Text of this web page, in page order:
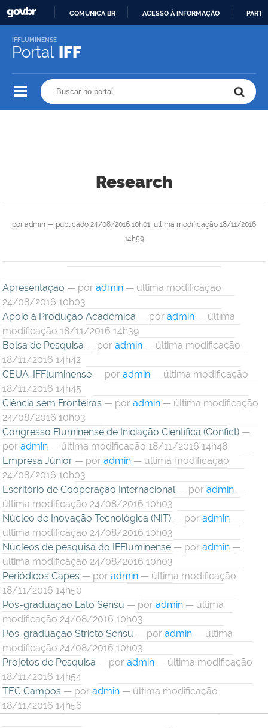
COMUNICA BR ACESSO À INFORMAÇÃO
Portal IFF
IFFLUMINENSE
Research
por admin — publicado 24/08/2016 10h01, última modificação 18/11/2016
14h59
Apresentação — por admin — última modificação
24/08/2016 10h03
Apoio à Produção Acadêmica — por admin — última
modificação 18/11/2016 14h39
Bolsa de Pesquisa — por admin — última modificação
18/11/2016 14h42
CEUA-IFFluminense — por admin — última modificação
18/11/2016 14h45
Ciência sem Fronteiras — por admin — última modificação
24/08/2016 10h03
Congresso Fluminense de Iniciação Científica (Confict) —
por admin — última modificação 18/11/2016 14h48
Empresa Júnior — por admin — última modificação
24/08/2016 10h03
Escritório de Cooperação Internacional — por admin —
última modificação 24/08/2016 10h03
Núcleo de Inovação Tecnológica (NIT) — por admin —
última modificação 24/08/2016 10h03
Núcleos de pesquisa do IFFluminense — por admin —
última modificação 24/08/2016 10h03
Periódicos Capes — por admin — última modificação
18/11/2016 14h50
Pós-graduação Lato Sensu — por admin — última
modificação 24/08/2016 10h03
Pós-graduação Stricto Sensu — por admin — última
modificação 24/08/2016 10h03
Projetos de Pesquisa — por admin — última modificação
18/11/2016 14h54
TEC Campos — por admin — última modificação
18/11/2016 14h56